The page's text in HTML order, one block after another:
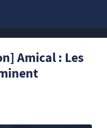
Amical : Les